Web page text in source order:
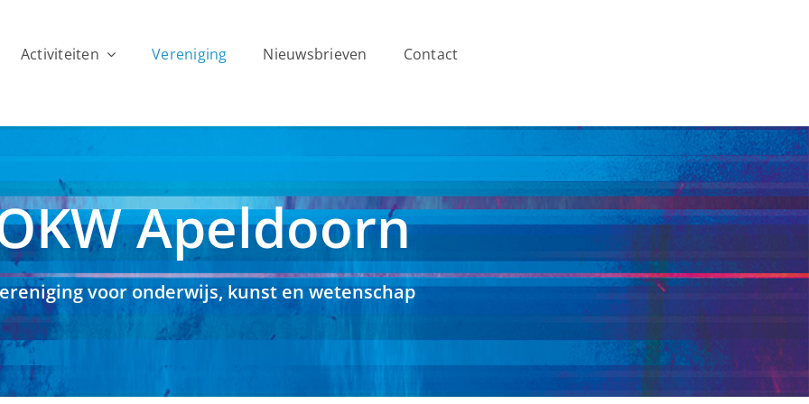
Activiteiten Vereniging Nieuwsbrieven Contact
Apeldoorn
voor onderwijs, kunst en wetenschap